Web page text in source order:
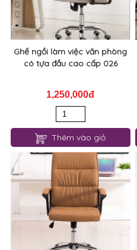
Ghế ngồi làm việc văn phòng
có tựa đầu cao cấp 026
1,250,000đ
Thêm vào giỏ